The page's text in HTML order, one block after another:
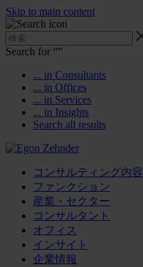
Skip to main content
Search for “”
... in Consultants
... in Offices
... in Services
... in Insights
Search all results
コンサルティング内容
ファンクション
産業・セクター
コンサルタント
オフィス
インサイト
企業情報